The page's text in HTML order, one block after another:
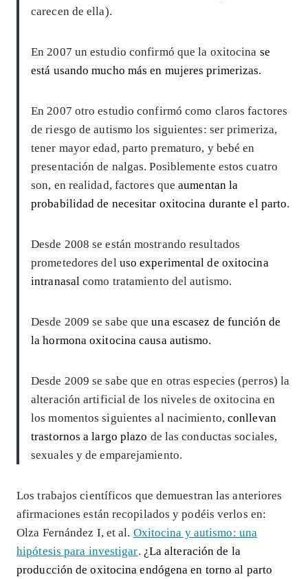
carecen de ella).
En 2007 un estudio confirmó que la oxitocina se
está usando mucho más en mujeres primerizas.
En 2007 otro estudio confirmó como claros factores
de riesgo de autismo los siguientes: ser primeriza,
tener mayor edad, parto prematuro, y bebé en
presentación de nalgas. Posiblemente estos cuatro
son, en realidad, factores queaumentan la
probabilidad de necesitar oxitocina durante el parto.
Desde 2008 se están mostrando resultados
prometedores del uso experimental de oxitocina
intranasal como tratamiento del autismo.
Desde 2009 se sabe queuna escasez de función de
la hormona oxitocina causa autismo.
Desde 2009 se sabe que en otras especies (perros) la
alteración artificial de los niveles de oxitocina en
los momentos siguientes al nacimiento, conllevan
trastornos a largo plazo de las conductas sociales,
sexuales y de emparejamiento.
Los trabajos científicos que demuestran las anteriores
afirmaciones están recopilados y podéis verlos en:
Olza Fernández I, et al. Oxitocina y autismo: una
hipótesis para investigar. ¿La alteración de la
producción de oxitocina endógena en torno al parto